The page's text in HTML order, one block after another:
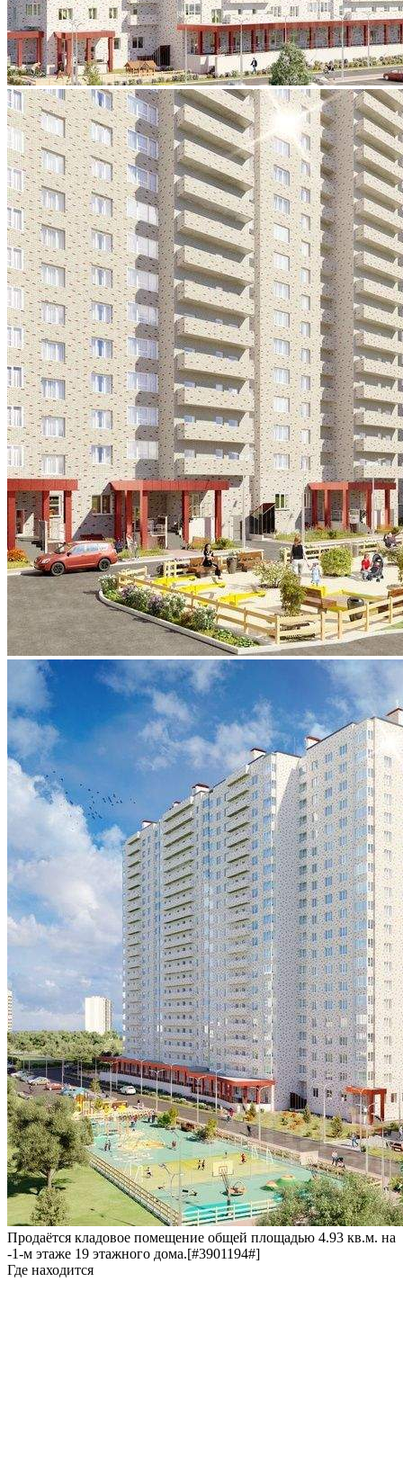
Продаётся кладовое помещение общей площадью 4.93 кв.м. на
-1-м этаже 19 этажного дома.[#3901194#]
Где находится